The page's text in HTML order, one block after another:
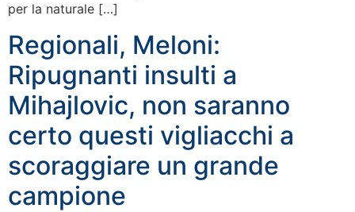
per la naturale […]
Regionali, Meloni:
Ripugnanti insulti a
Mihajlovic, non saranno
certo questi vigliacchi a
scoraggiare un grande
campione